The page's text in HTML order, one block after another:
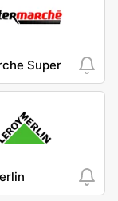
Super